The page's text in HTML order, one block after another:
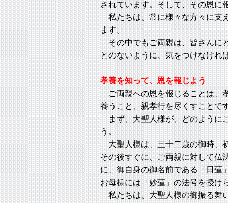
されています。そして、その恩に
私たちは、常に様々な方々に支
ます。
その中でもご両親は、皆さんに
とのないように、気をつけなけれ
孝養を知って、恩を報じよう
ご両親への恩を報じることは、
養うこと、親孝行を尽くすことで
まず、大聖人様が、どのように
う。
大聖人様は、三十二歳の御時、
その後すぐに、ご両親に対して仏
に、御自身の御名前である「日蓮
お母様には「妙蓮」の法号を授け
私たちは、大聖人様の御振る舞